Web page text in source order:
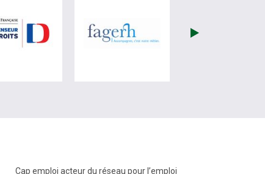
France Travail (nouvelle fenêtre)
visiter les site de Défenseur des droits (nouvelle
visiter les site de Fagerh
Cap emploi acteur du réseau pour l’emploi